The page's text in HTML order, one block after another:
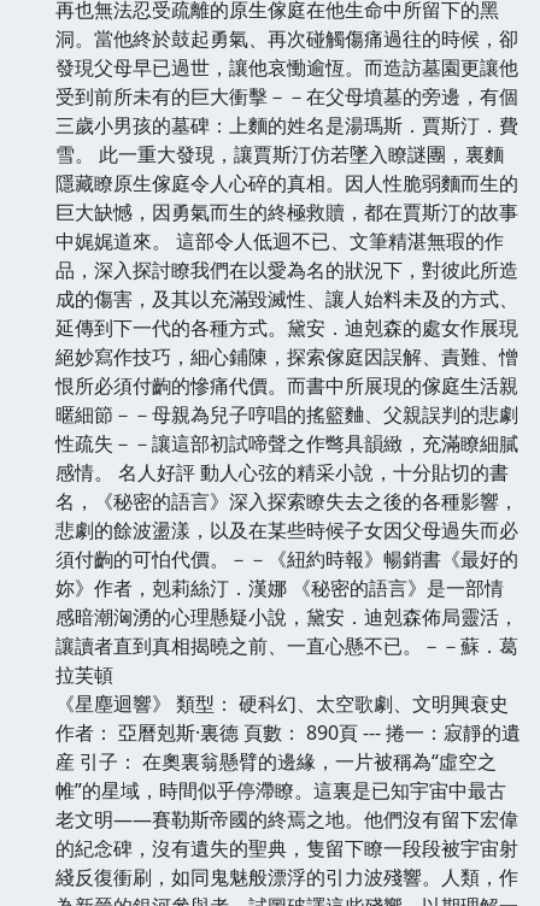
再也無法忍受疏離的原生傢庭在他生命中所留下的黑
洞。當他終於鼓起勇氣、再次碰觸傷痛過往的時候，卻
發現父母早已過世，讓他哀慟逾恆。而造訪墓園更讓他
受到前所未有的巨大衝擊－－在父母墳墓的旁邊，有個
三歲小男孩的墓碑：上麵的姓名是湯瑪斯．賈斯汀．費
雪。 此一重大發現，讓賈斯汀仿若墜入瞭謎團，裏麵
隱藏瞭原生傢庭令人心碎的真相。因人性脆弱麵而生的
巨大缺憾，因勇氣而生的終極救贖，都在賈斯汀的故事
中娓娓道來。 這部令人低迴不已、文筆精湛無瑕的作
品，深入探討瞭我們在以愛為名的狀況下，對彼此所造
成的傷害，及其以充滿毀滅性、讓人始料未及的方式、
延傳到下一代的各種方式。黛安．迪剋森的處女作展現
絕妙寫作技巧，細心鋪陳，探索傢庭因誤解、責難、憎
恨所必須付齣的慘痛代價。而書中所展現的傢庭生活親
暱細節－－母親為兒子哼唱的搖籃麯、父親誤判的悲劇
性疏失－－讓這部初試啼聲之作彆具韻緻，充滿瞭細膩
感情。 名人好評 動人心弦的精采小說，十分貼切的書
名，《秘密的語言》深入探索瞭失去之後的各種影響，
悲劇的餘波盪漾，以及在某些時候子女因父母過失而必
須付齣的可怕代價。－－《紐約時報》暢銷書《最好的
妳》作者，剋莉絲汀．漢娜 《秘密的語言》是一部情
感暗潮洶湧的心理懸疑小說，黛安．迪剋森佈局靈活，
讓讀者直到真相揭曉之前、一直心懸不已。－－蘇．葛
拉芙頓
《星塵迴響》 類型： 硬科幻、太空歌劇、文明興衰史
作者： 亞曆剋斯·裏德 頁數： 890頁 --- 捲一：寂靜的遺
産 引子： 在奧裏翁懸臂的邊緣，一片被稱為“虛空之
帷”的星域，時間似乎停滯瞭。這裏是已知宇宙中最古
老文明——賽勒斯帝國的終焉之地。他們沒有留下宏偉
的紀念碑，沒有遺失的聖典，隻留下瞭一段段被宇宙射
綫反復衝刷，如同鬼魅般漂浮的引力波殘響。人類，作